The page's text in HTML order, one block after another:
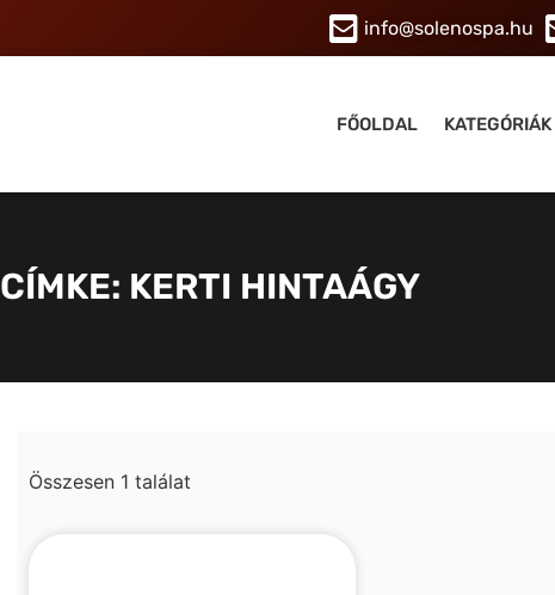
info@solenospa.hu
FŐOLDAL KATEGÓRIÁK
CÍMKE: KERTI HINTAÁGY
Összesen 1 találat